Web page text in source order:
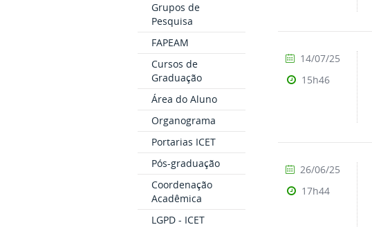
Grupos de
Pesquisa
FAPEAM
Cursos de
Graduação
Área do Aluno
Organograma
Portarias ICET
Pós-graduação
Coordenação
Acadêmica
LGPD - ICET
14/07/25
15h46
26/06/25
17h44